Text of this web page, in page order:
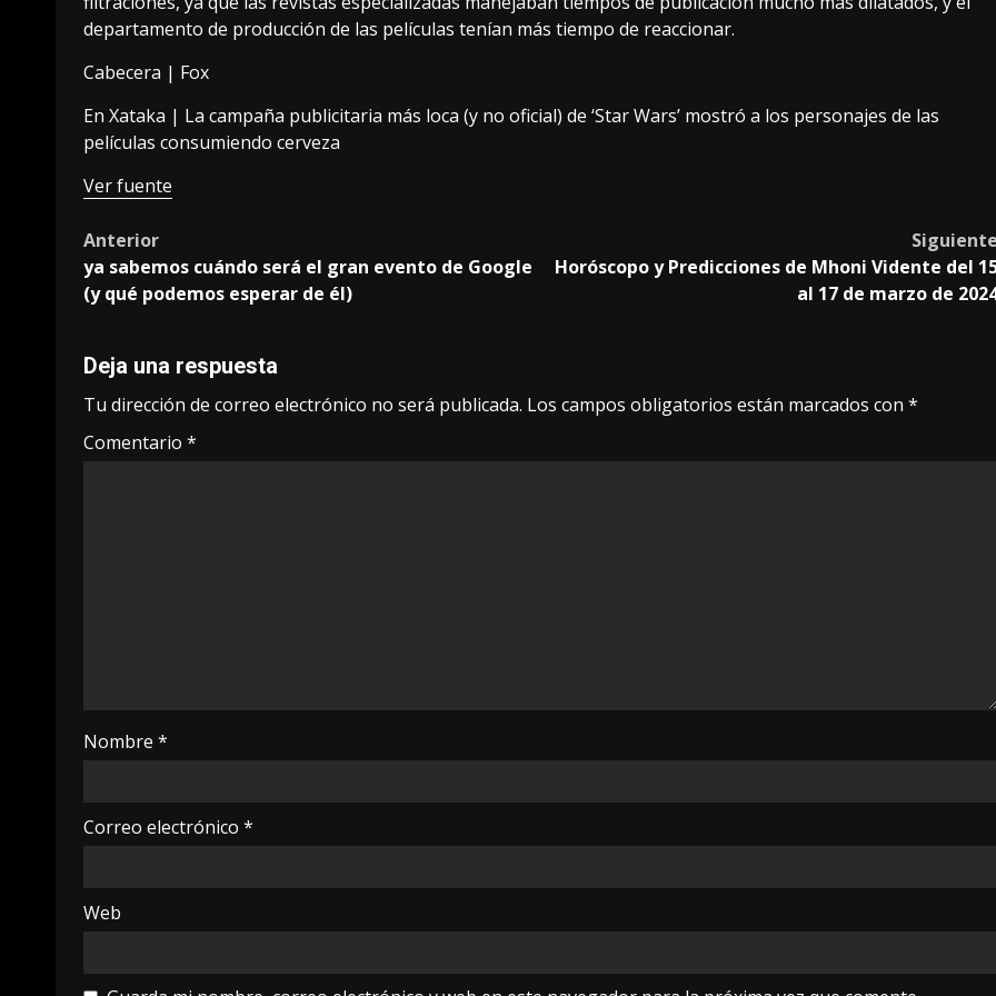
departamento de producción de las películas tenían más tiempo de reaccionar.
Cabecera | Fox
En Xataka | La campaña publicitaria más loca (y no oficial) de ‘Star Wars’ mostró a los personajes de las
películas consumiendo cerveza
Ver fuente
Post
navigation
Anterior
ya sabemos cuándo será el gran evento de Google
(y qué podemos esperar de él)
Siguiente
Horóscopo y Predicciones de Mhoni Vidente del
al 17 de marzo de
Deja una respuesta
Tu dirección de correo electrónico no será publicada. Los campos obligatorios están marcados con *
Comentario *
Nombre *
Correo electrónico *
Web